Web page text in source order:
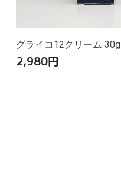
グライコ12クリーム 30g
2,980円